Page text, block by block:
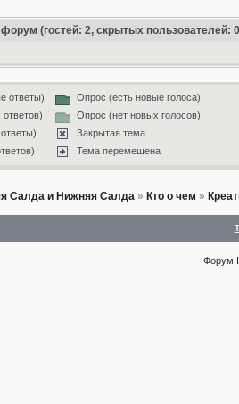
(гостей: 2, скрытых пользователей:
ответы)
Опрос (есть новые голоса)
Опрос (нет новых голосов)
Закрытая тема
Тема перемещена
Салда и Нижняя Салда» Кто о чем »
Форум